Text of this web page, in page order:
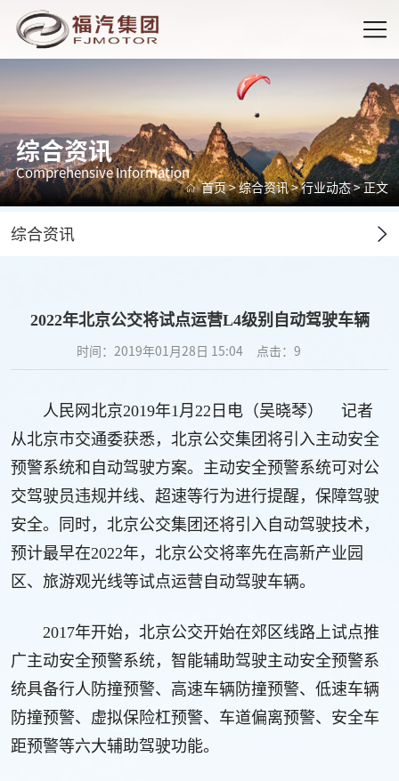
综合资讯
Comprehensive Information
首页>综合资讯>行业动态> 正文
综合资讯
2022年北京公交将试点运营L4级别自动驾驶车辆
时间：2019年01月28日 15:04 点击：9
人民网北京2019年1月22日电（吴晓琴） 记者
从北京市交通委获悉，北京公交集团将引入主动安全
预警系统和自动驾驶方案。主动安全预警系统可对公
交驾驶员违规并线、超速等行为进行提醒，保障驾驶
安全。同时，北京公交集团还将引入自动驾驶技术，
预计最早在2022年，北京公交将率先在高新产业园
区、旅游观光线等试点运营自动驾驶车辆。
2017年开始，北京公交开始在郊区线路上试点推
广主动安全预警系统，智能辅助驾驶主动安全预警系
统具备行人防撞预警、高速车辆防撞预警、低速车辆
防撞预警、虚拟保险杠预警、车道偏离预警、安全车
距预警等六大辅助驾驶功能。